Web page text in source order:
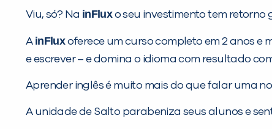
Viu, só? Na inFluxo seu investimento tem retorno
A inFluxoferece um curso completo em 2 anos e
e escrever – e domina o idioma com resultado
Aprender inglês é muito mais do que falar uma
A unidade de Salto parabeniza seus alunos e